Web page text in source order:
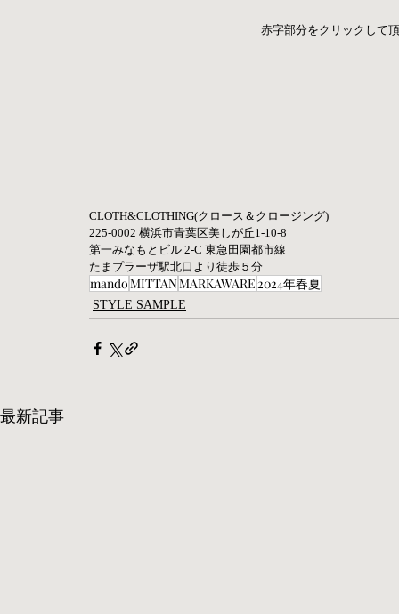
赤字部分をクリックして
CLOTH&CLOTHING(クロース＆クロージング)
225-0002 横浜市青葉区美しが丘1-10-8
第一みなもとビル 2-C 東急田園都市線
たまプラーザ駅北口より徒歩５分
mandoMITTANMARKAWARE2024年春夏
STYLE SAMPLE
最新記事